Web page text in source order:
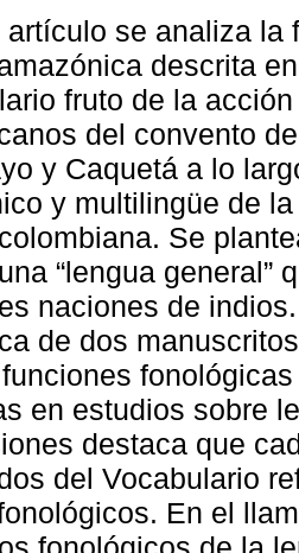
artículo se analiza la
descrita
fruto de la
del convento
y Caquetá a lo
y multilingüe de
Se
“lengua general”
naciones de
de dos
en estudios sobre
destaca que
del Vocabulario
En el